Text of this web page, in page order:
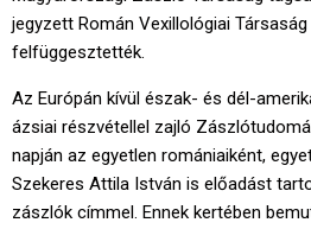
jegyzett Román Vexillológiai
felfüggesztették.
Az Európán kívül észak- és dél-
ázsiai részvétellel zajló
napján az egyetlen romániaiként,
Szekeres Attila István is előadást
zászlók címmel. Ennek kertében